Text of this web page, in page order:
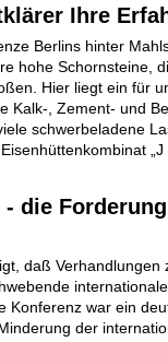
Ihre
Berlins hinter
hohe Schornsteine,
Hier liegt ein für
Kalk-, Zement- und
schwerbeladene
„J
die
daß Verhandlungen
Konferenz war ein
der